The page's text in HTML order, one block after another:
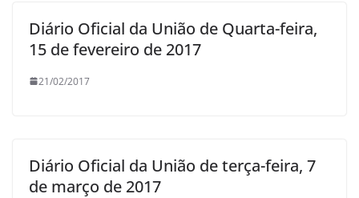
Diário Oficial da União de Quarta-feira,
15 de fevereiro de 2017
21/02/2017
Diário Oficial da União de terça-feira, 7
de março de 2017